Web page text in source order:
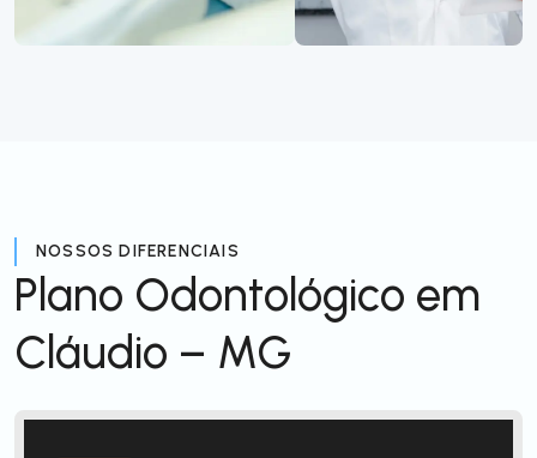
NOSSOS DIFERENCIAIS
Plano Odontológico em
Cláudio – MG